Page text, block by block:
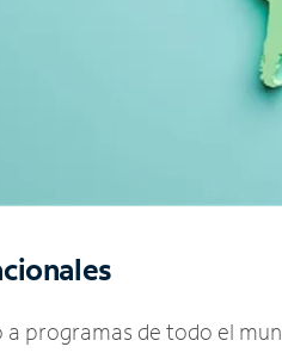
programas de todo el